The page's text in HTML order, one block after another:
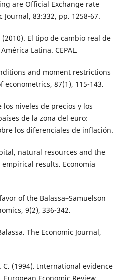
are Official Exchange rate
Journal, 83:332, pp. 1258-67.
(2010). El tipo de cambio real de
Latina. CEPAL.
and moment restrictions
87(1), 115-143.
los niveles de precios y los
de la zona del euro:
los diferenciales de inflación.
natural resources and the
results. Economia
of the Balassa–Samuelson
9(2), 336-342.
The Economic Journal,
C. (1994). International evidence